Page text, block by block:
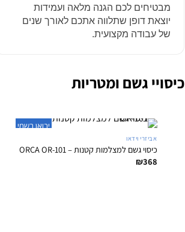
מבטיחים לכם הגנה מלאה ועמידות
יוצאת דופן שתלווה אתכם לאורך שנים
של עבודה מקצועית.
כיסויי גשם ומטריות
יבואן רשמי
אביזרי וידאו
כיסוי גשם למצלמות קטנות – ORCA OR-101
₪368